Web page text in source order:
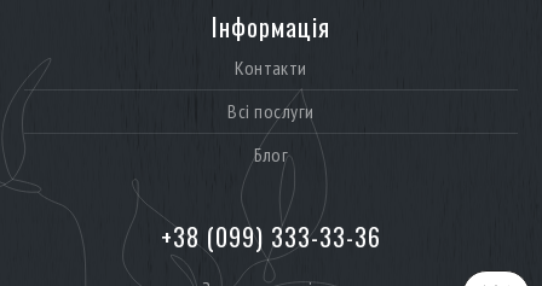
Інформація
Контакти
Всі послуги
Блог
+38 (099) 333-33-36